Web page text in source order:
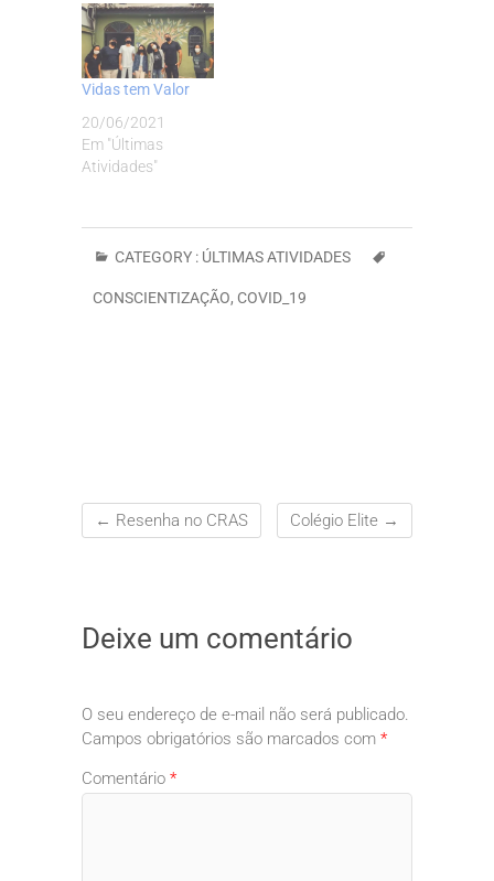
Vidas tem Valor
20/06/2021
Em "Últimas
Atividades"
CATEGORY : ÚLTIMAS ATIVIDADES
CONSCIENTIZAÇÃO, COVID_19
← Resenha no CRAS Colégio Elite →
Deixe um comentário
O seu endereço de e-mail não será publicado.
Campos obrigatórios são marcados com *
Comentário *